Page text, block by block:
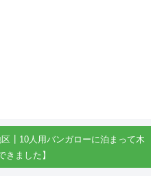
┃10人用バンガローに泊まって木
きました】